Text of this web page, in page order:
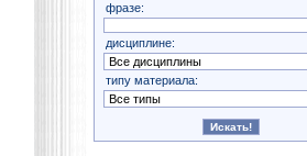
фразе:
дисциплине:
типу материала: